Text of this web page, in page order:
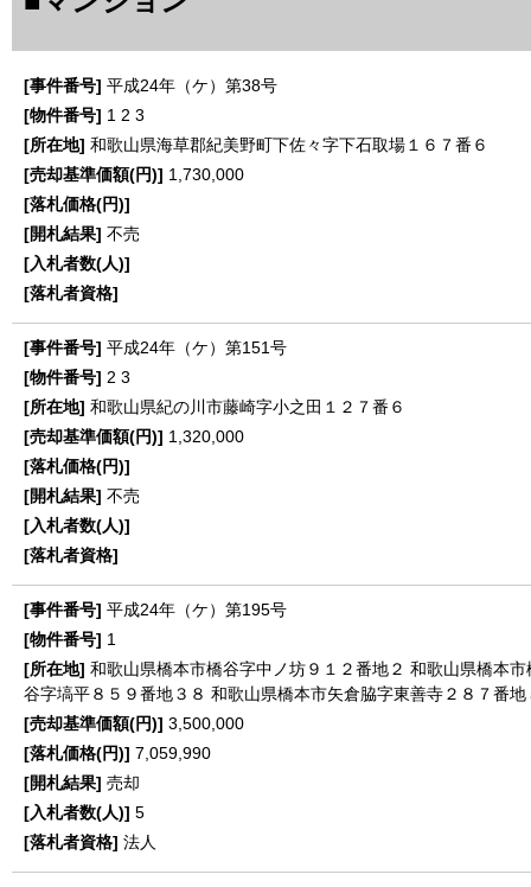
平成24年（ケ）第38号
1 2 3
和歌山県海草郡紀美野町下佐々字下石取場１６７番６
1,730,000
不売
平成24年（ケ）第151号
2 3
和歌山県紀の川市藤崎字小之田１２７番６
1,320,000
不売
平成24年（ケ）第195号
1
和歌山県橋本市橋谷字中ノ坊９１２番地２ 和歌山県橋本市
谷字塙平８５９番地３８ 和歌山県橋本市矢倉脇字東善寺２８７番地
3,500,000
7,059,990
売却
5
法人